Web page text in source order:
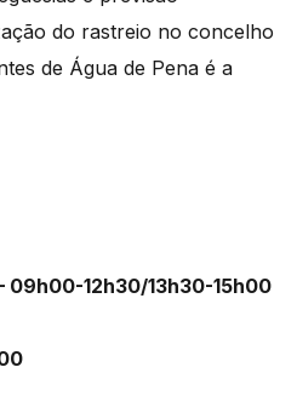
do rastreio no concelho
de Água de Pena é a
09h00-12h30/13h30-15h00